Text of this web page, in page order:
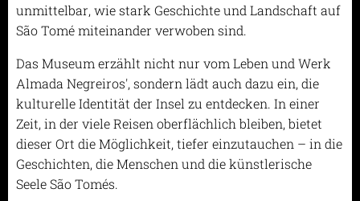
unmittelbar, wie stark Geschichte und Landschaft auf
São Tomé miteinander verwoben sind.
Das Museum erzählt nicht nur vom Leben und Werk
Almada Negreiros', sondern lädt auch dazu ein, die
kulturelle Identität der Insel zu entdecken. In einer
Zeit, in der viele Reisen oberflächlich bleiben, bietet
dieser Ort die Möglichkeit, tiefer einzutauchen – in die
Geschichten, die Menschen und die künstlerische
Seele São Tomés.